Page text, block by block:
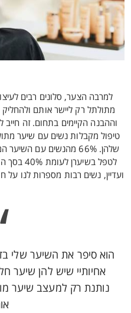
למרבה הצער, סלונים רבים
מתולתל רק ליישר אותם
וההבנה הקיימים בתחום. זה חייב
טיפול מקבלות נשים עם שיער
שלהן. 66% מהנשים עם
לטפל
ועדיין, נשים רבות מספרות לנו על
הוא סיפר את השיער שלי
אחיותיי שיש להן שיער
נותנת רק למעצב שיער